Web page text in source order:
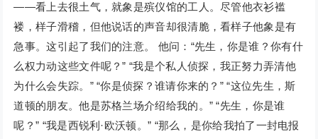
——看上去很土气，就象是殡仪馆的工人。尽管他衣衫褴
褛，样子滑稽，但他说话的声音却很清脆，看样子他象是有
急事。这引起了我们的注意。 他问：“先生，你是谁？你有什
么权力动这些文件呢？” “我是个私人侦探，我正努力弄清他
为什么会失踪。” “你是侦探？谁请你来的？” “这位先生，斯
道顿的朋友。他是苏格兰场介绍给我的。” “先生，你是谁
呢？” “我是西锐利·欧沃顿。” “那么，是你给我拍了一封电报